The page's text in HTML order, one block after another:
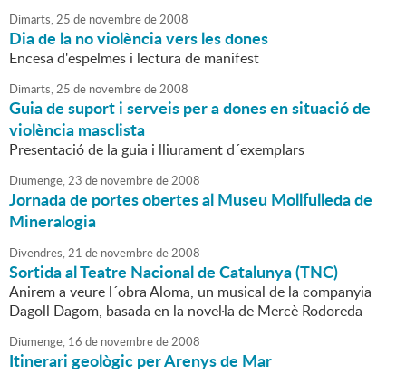
Dimarts,25 de novembrede2008
Dia de la no violència vers les dones
Encesa d'espelmes i lectura de manifest
Dimarts,25 de novembrede2008
Guia de suport i serveis per a dones en situació de
violència masclista
Presentació de la guia i lliurament d´exemplars
Diumenge,23 de novembrede2008
Jornada de portes obertes al Museu Mollfulleda de
Mineralogia
Divendres,21 de novembrede2008
Sortida al Teatre Nacional de Catalunya (TNC)
Anirem a veure l´obra Aloma, un musical de la companyia
Dagoll Dagom, basada en la novel·la de Mercè Rodoreda
Diumenge, 16 de novembrede2008
Itinerari geològic per Arenys de Mar